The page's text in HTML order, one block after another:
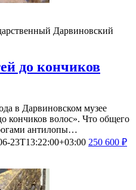
Дарвиновский
до кончиков
в Дарвиновском музее
кончиков волос». Что общего
антилопы…
23T13:22:00+03:00 250 600 ₽